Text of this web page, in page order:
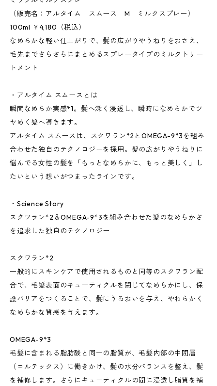
（販売名：アルタイム スムース M ミルクスプレー）
100ml ￥4,180（税込）
なめらかな軽い仕上がりで、髪の広がりやうねりをおさえ、
毛先までさらさらにまとめるスプレータイプのミルクトリー
トメント
・アルタイム スムースとは
瞬間なめらか実感*1。髪へ深く浸透し、瞬時になめらかでツ
ヤめく髪へ導きます。
アルタイム スムースは、スクワラン*2とOMEGA-9*3を組み
合わせた独自のテクノロジーを採用。髪の広がりやうねりに
悩んでる女性の髪を「もっとなめらかに、もっと美しく」し
たいという想いがつまったラインです。
・Science Story
スクワラン*2＆OMEGA-9*3を組み合わせた髪のなめらかさ
を追求した独自のテクノロジー
スクワラン*2
一般的にスキンケアで使用されるものと同等のスクワラン配
合で、毛髪表面のキューティクルを閉じてなめらかにし、保
護バリアをつくることで、髪にうるおいを与え、やわらかく
なめらかな質感を与えます。
OMEGA-9*3
毛髪に含まれる脂肪酸と同一の脂質が、毛髪内部の中間層
（コルテックス）に働きかけ、髪の水分バランスを整え、髪
を補修します。さらにキューティクルの間に浸透し脂質を補